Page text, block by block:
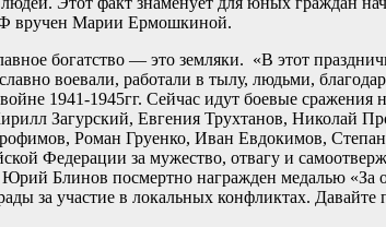
вручен Марии Ермошкиной.
богатство — это земляки. «В этот
воевали, работали в тылу, людьми,
1941-1945гг. Сейчас идут боевые
Загурский, Евгения Трухтанов, Николай
Роман Груенко, Иван Евдокимов,
Федерации за мужество, отвагу и
Блинов посмертно награжден медалью «За
за участие в локальных конфликтах.